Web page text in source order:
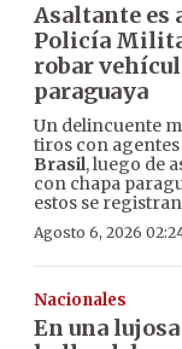
Asaltante es
Policía
robar
paraguaya
Un delincuente
tiros con
Brasil, luego de
con chapa
estos se
Agosto 6, 2026
Nacionales
En una